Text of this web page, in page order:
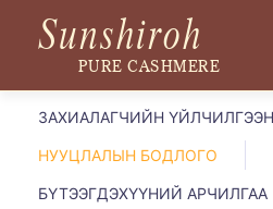
Sunshiroh
PURE CASHMERE
ЗАХИАЛАГЧИЙН
НУУЦЛАЛЫН БОДЛОГО
БҮТЭЭГДЭХҮҮНИЙ АРЧИЛГАА